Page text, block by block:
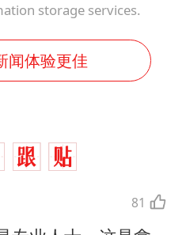
storage services.
闻体验更佳
81